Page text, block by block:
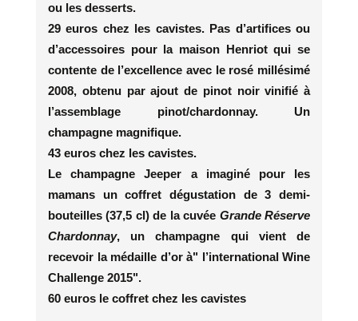
ou les desserts.
29 euros chez les cavistes. Pas d’artifices ou
d’accessoires pour la maison Henriot qui se
contente de l’excellence avec le rosé millésimé
2008, obtenu par ajout de pinot noir vinifié à
l’assemblage pinot/chardonnay. Un
champagne magnifique.
43 euros chez les cavistes.
Le champagne Jeeper a imaginé pour les
mamans un coffret dégustation de 3 demi-
bouteilles (37,5 cl) de la cuvée Grande Réserve
Chardonnay, un champagne qui vient de
recevoir la médaille d’or à" l’international Wine
Challenge 2015".
60 euros le coffret chez les cavistes